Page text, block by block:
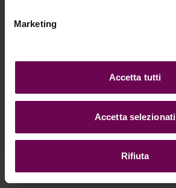
Marketing
Accetta tutti
Accetta selezionati
Rifiuta